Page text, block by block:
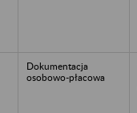
Dokumentacja
osobowo-płacowa